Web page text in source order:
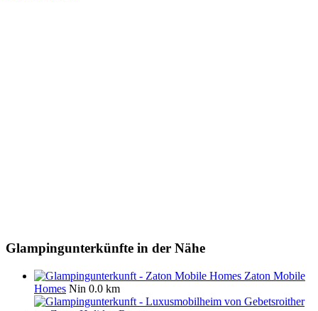
Glampingunterkünfte in der Nähe
Zaton Mobile
Homes Nin 0.0 km